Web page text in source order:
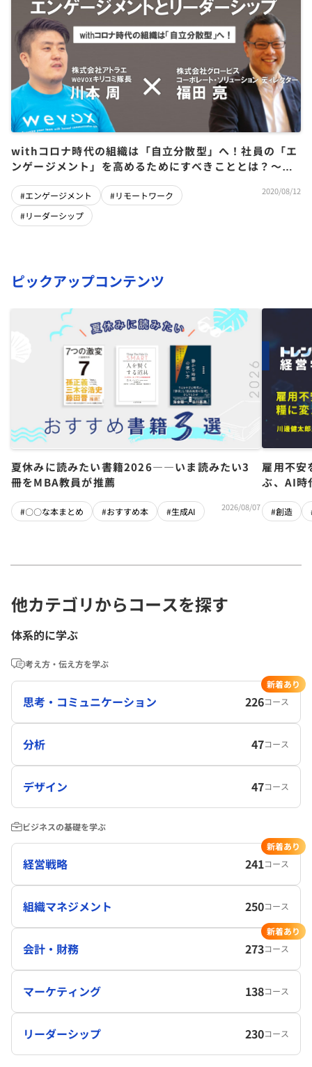
withコロナ時代の組織は「自立分散型」へ！社員の「エ
ンゲージメント」を高めるためにすべきこととは？〜川
本周（アトラエ）×福田亮（グロービス）
#エンゲージメント
#リモートワーク
#リーダーシップ
2020/08/12
ピックアップコンテンツ
夏休みに読みたい書籍2026――いま読みたい3
冊をMBA教員が推薦
#〇〇な本まとめ #おすすめ本 #生成AI 2026/08/07
雇用不
ぶ、AI時
#創造
他カテゴリからコースを探す
体系的に学ぶ
考え方・伝え方を学ぶ
思考・コミュニケーション 226コース
新着あり
分析 47コース
デザイン 47コース
ビジネスの基礎を学ぶ
経営戦略 241コース
新着あり
組織マネジメント 250コース
会計・財務 273コース
新着あり
マーケティング 138コース
リーダーシップ 230コース